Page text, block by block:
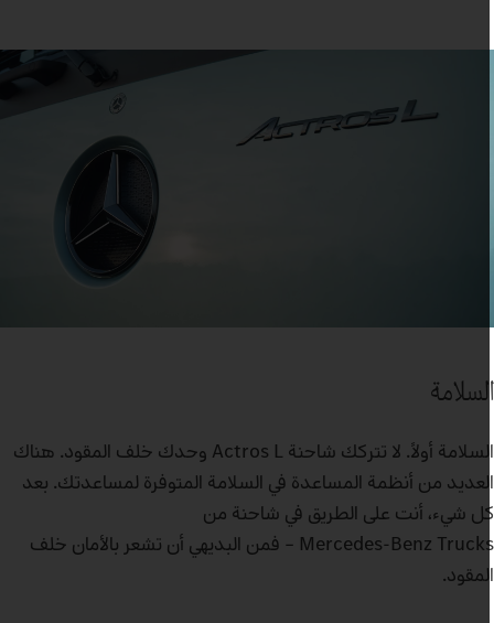
السلامة أولاً. لا تتركك شاحنة Actros L وحدك خلف المقود. هناك
من أنظمة المساعدة في السلامة المتوفرة لمساعدتك. بعد
شيء، أنت على الطريق في شاحنة من
Mercedes‑Benz Trucks – فمن البديهي أن تشعر بالأمان خلف